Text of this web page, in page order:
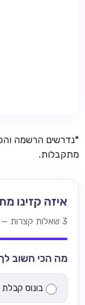
*נדרשים הרשמה
מתקבלות.
איזה קזינו
3 שאלות קצרות — והמלצה מותאמת לשחקנים מישראל.
מה הכי חשוב
בונוס קבלת